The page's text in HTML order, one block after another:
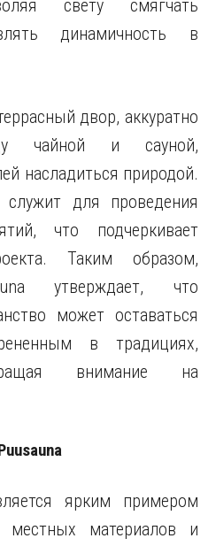
свету смягчать
динамичность в
двор, аккуратно
чайной и сауной,
насладиться природой.
для проведения
что подчеркивает
Таким образом,
утверждает, что
может оставаться
в традициях,
внимание на
ярким примером
местных материалов и